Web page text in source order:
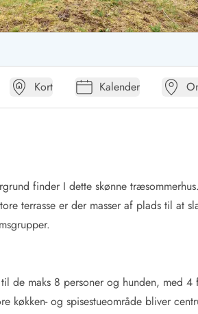
partnerfordeleFordele hos os
Kort Kalender
finder I dette skønne
terrasse er der masser af plads til at
de maks 8 personer og hunden, med
køkken- og spisestueområde bliver